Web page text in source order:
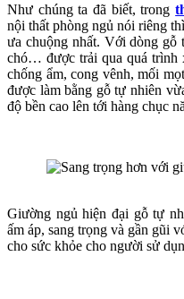
Như chúng ta đã biết, trong
nội thất phòng ngủ nói riêng
ưa chuộng nhất. Với dòng
chó… được trải qua quá trình
chống ẩm, cong vênh, mối
được làm bằng gỗ tự nhiên
độ bền cao lên tới hàng chục
Giường ngủ hiện đại gỗ tự
ấm áp, sang trọng và gần gũi
cho sức khỏe cho người sử